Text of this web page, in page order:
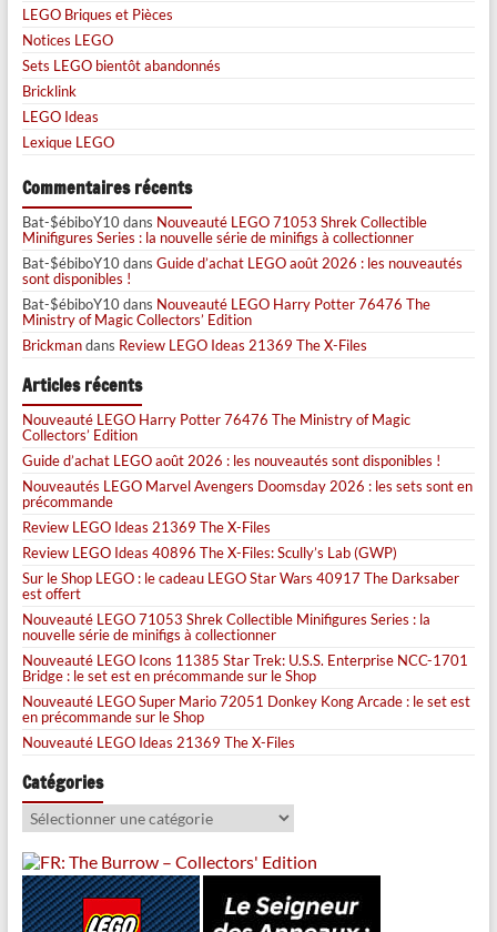
LEGO Briques et Pièces
Notices LEGO
Sets LEGO bientôt abandonnés
Bricklink
LEGO Ideas
Lexique LEGO
Commentaires récents
Bat-$ébiboY10dans Nouveauté LEGO 71053 Shrek Collectible
Minifigures Series : la nouvelle série de minifigs à collectionner
Bat-$ébiboY10dans Guide d’achat LEGO août 2026 : les nouveautés
sont disponibles !
Bat-$ébiboY10dans Nouveauté LEGO Harry Potter 76476 The
Ministry of Magic Collectors’ Edition
Brickmandans Review LEGO Ideas 21369 The X-Files
Articles récents
Nouveauté LEGO Harry Potter 76476 The Ministry of Magic
Collectors’ Edition
Guide d’achat LEGO août 2026 : les nouveautés sont disponibles !
Nouveautés LEGO Marvel Avengers Doomsday 2026 : les sets sont en
précommande
Review LEGO Ideas 21369 The X-Files
Review LEGO Ideas 40896 The X-Files: Scully’s Lab (GWP)
Sur le Shop LEGO : le cadeau LEGO Star Wars 40917 The Darksaber
est offert
Nouveauté LEGO 71053 Shrek Collectible Minifigures Series : la
nouvelle série de minifigs à collectionner
Nouveauté LEGO Icons 11385 Star Trek: U.S.S. Enterprise NCC-1701
Bridge : le set est en précommande sur le Shop
Nouveauté LEGO Super Mario 72051 Donkey Kong Arcade : le set est
en précommande sur le Shop
Nouveauté LEGO Ideas 21369 The X-Files
Catégories
Catégories